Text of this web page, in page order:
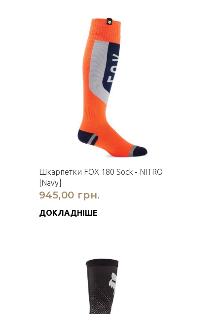
Шкарпетки FOX 180 Sock - NITRO
[Navy]
945,00 грн.
ДОКЛАДНІШЕ